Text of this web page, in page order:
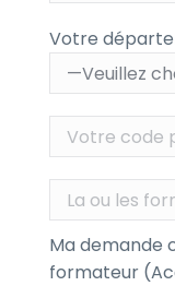
Votre
Ma demande
formateur